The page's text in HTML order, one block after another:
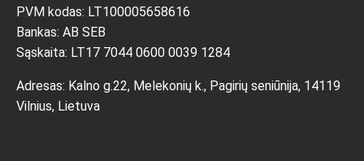
PVM kodas: LT100005658616
Bankas: AB SEB
Sąskaita: LT17 7044 0600 0039 1284
Adresas: Kalno g.22, Melekonių k., Pagirių seniūnija, 14119
Vilnius, Lietuva